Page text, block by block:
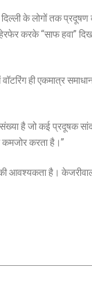
दिल्ली के लोगों तक
करके “साफ हवा”
ही एकमात्र
है जो कई प्रदूषक
कमजोर करता है।”
की आवश्यकता है।